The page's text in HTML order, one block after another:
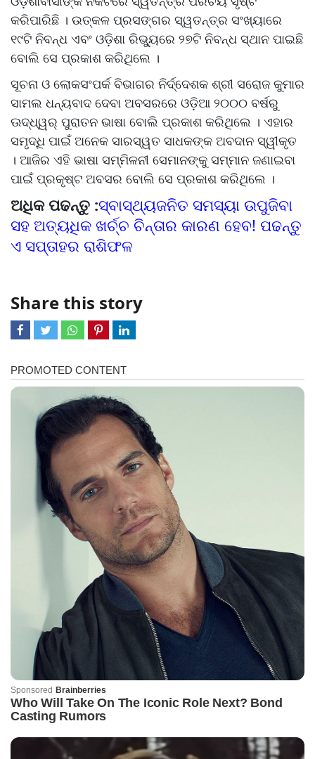
କରିପାରିଛି । ଉତ୍କଳ ପ୍ରସଙ୍ଗର ସ୍ୱତନ୍ତ୍ର ସଂଖ୍ୟାରେ
୧୯ଟି ନିବନ୍ଧ ଏବଂ ଓଡ଼ିଶା ରିଭୁ୍ୟରେ ୨୭ଟି ନିବନ୍ଧ ସ୍ଥାନ ପାଇଛି
ବୋଲି ସେ ପ୍ରକାଶ କରିଥିଲେ ।
ସୂଚନା ଓ ଲୋକସଂପର୍କ ବିଭାଗର ନିର୍ଦ୍ଦେଶକ ଶ୍ରୀ ସରୋଜ କୁମାର
ସାମଲ ଧନ୍ୟବାଦ ଦେବା ଅବସରରେ ଓଡ଼ିଆ ୨୦୦୦ ବର୍ଷରୁ
ଊଦ୍ଧ୍ୱର୍ ପୁରାତନ ଭାଷା ବୋଲି ପ୍ରକାଶ କରିଥିଲେ । ଏହାର
ସମୃଦ୍ଧି ପାଇଁ ଅନେକ ସାରସ୍ୱତ ସାଧକଙ୍କ ଅବଦାନ ସ୍ୱୀକୃତ
। ଆଜିର ଏହି ଭାଷା ସମ୍ମିଳନୀ ସେମାନଙ୍କୁ ସମ୍ମାନ ଜଣାଇବା
ପାଇଁ ପ୍ରକୃଷ୍ଟ ଅବସର ବୋଲି ସେ ପ୍ରକାଶ କରିଥିଲେ ।
ଅଧିକ ପଢନ୍ତୁ :ସ୍ବାସ୍ଥ୍ୟଜନିତ ସମସ୍ୟା ଉପୁଜିବା
ସହ ଅତ୍ୟଧିକ ଖର୍ଚ୍ଚ ଚିନ୍ତାର କାରଣ ହେବ! ପଢନ୍ତୁ
ଏ ସପ୍ତାହର ରାଶିଫଳ
Share this story